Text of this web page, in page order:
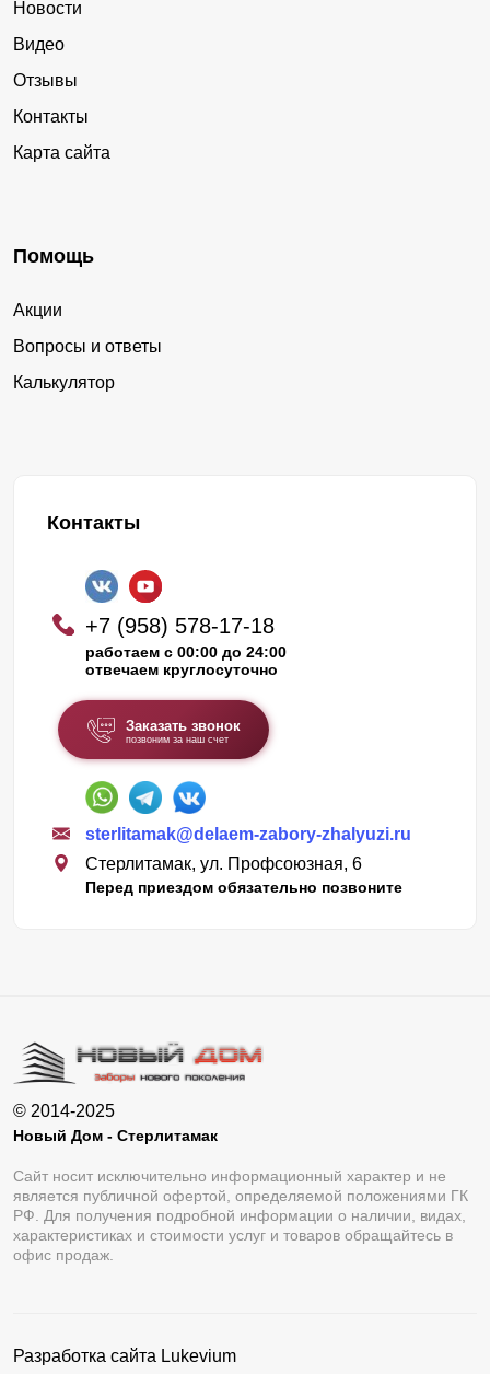
Новости
Видео
Отзывы
Контакты
Карта сайта
Помощь
Акции
Вопросы и ответы
Калькулятор
Контакты
+7 (958) 578-17-18
работаем с 00:00 до 24:00
отвечаем круглосуточно
Заказать звонок
позвоним за наш счет
sterlitamak@delaem-zabory-zhalyuzi.ru
Стерлитамак, ул. Профсоюзная, 6
Перед приездом обязательно позвоните
© 2014-2025
Новый Дом - Стерлитамак
Сайт носит исключительно информационный характер и не
является публичной офертой, определяемой положениями ГК
РФ. Для получения подробной информации о наличии, видах,
характеристиках и стоимости услуг и товаров обращайтесь в
офис продаж.
Разработка сайта Lukevium